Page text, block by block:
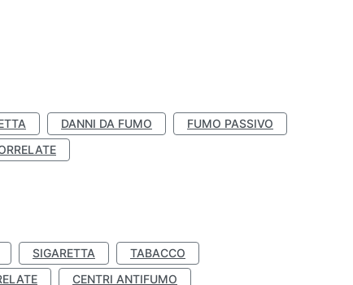
DANNI DA FUMO
FUMO PASSIVO
SIGARETTA
TABACCO
CENTRI ANTIFUMO